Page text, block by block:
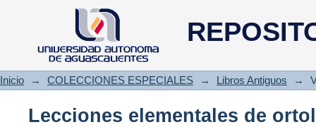
Lecciones elementales de
Inicio → COLECCIONES ESPECIALES → Libros Antiguos →
Lecciones elementales de